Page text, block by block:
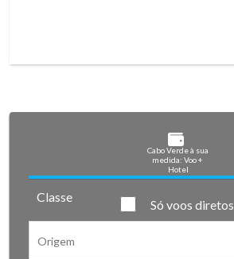
Cabo Verde à sua
medida: Voo +
Hotel
Classe
Só voos diretos